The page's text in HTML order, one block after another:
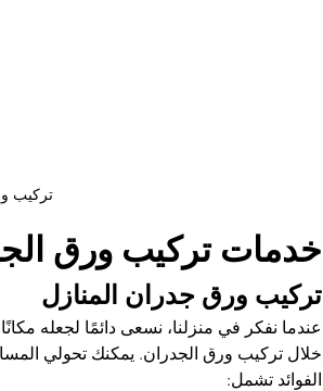
تركيب
خدمات تركيب ورق
تركيب ورق جدران المنازل
عندما نفكر في منزلنا، نسعى دائمًا لجعله
خلال تركيب ورق الجدران. يمكنك تحولي
الفوائد تشمل: